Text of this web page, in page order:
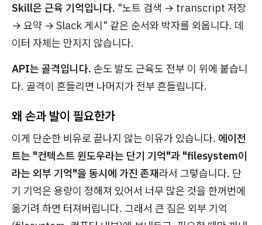
Skill은 근육 기억입니다. "노트 검색 → transcript 저장
→ 요약 → Slack 게시" 같은 순서와 박자를 외웁니다. 데
이터 자체는 만지지 않습니다.
API는 골격입니다. 손도 발도 근육도 전부 이 위에 붙습니
다. 골격이 흔들리면 나머지가 전부 흔들립니다.
왜 손과 발이 필요한가
이게 단순한 비유로 끝나지 않는 이유가 있습니다. 에이전
트는 "컨텍스트 윈도우라는 단기 기억"과 "filesystem이
라는 외부 기억"을 동시에 가진 존재라서 그렇습니다. 단
기 기억은 용량이 정해져 있어서 너무 많은 것을 한꺼번에
옮기려 하면 터져버립니다. 그래서 큰 짐은 외부 기억